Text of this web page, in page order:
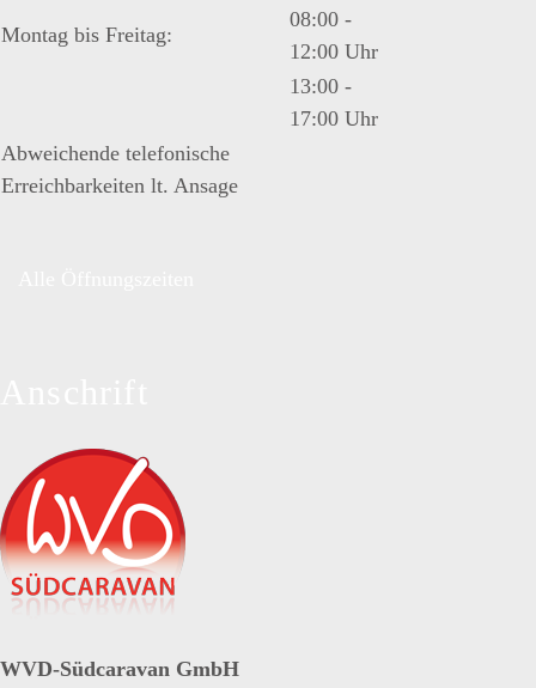
Montag bis Freitag:
08:00 -
12:00 Uhr
13:00 -
17:00 Uhr
Abweichende telefonische
Erreichbarkeiten lt. Ansage
WVD-Südcaravan GmbH